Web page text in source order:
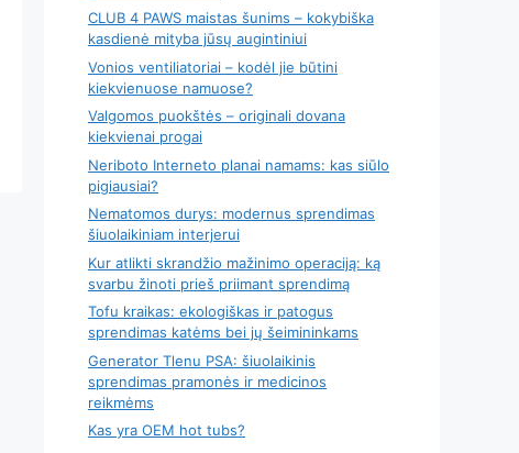
CLUB 4 PAWS maistas šunims – kokybiška
kasdienė mityba jūsų augintiniui
Vonios ventiliatoriai – kodėl jie būtini
kiekvienuose namuose?
Valgomos puokštės – originali dovana
kiekvienai progai
Neriboto Interneto planai namams: kas siūlo
pigiausiai?
Nematomos durys: modernus sprendimas
šiuolaikiniam interjerui
Kur atlikti skrandžio mažinimo operaciją: ką
svarbu žinoti prieš priimant sprendimą
Tofu kraikas: ekologiškas ir patogus
sprendimas katėms bei jų šeimininkams
Generator Tlenu PSA: šiuolaikinis
sprendimas pramonės ir medicinos
reikmėms
Kas yra OEM hot tubs?